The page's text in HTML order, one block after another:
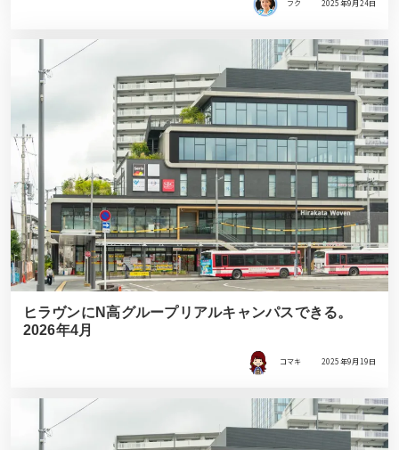
フク 2025年9月24日
ヒラヴンにN高グループリアルキャンパスできる。
2026年4月
コマキ 2025年9月19日